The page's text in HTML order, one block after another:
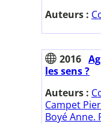
Auteurs :
2016
les sens ?
Auteurs :
Campet
Boyé Anne.